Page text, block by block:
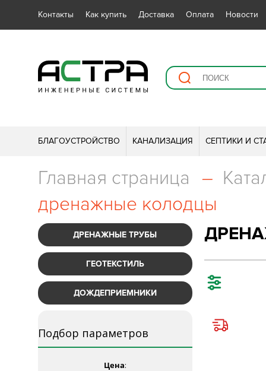
Контакты Как купить Доставка Оплата Новости
БЛАГОУСТРОЙСТВО КАНАЛИЗАЦИЯ СЕПТИКИ И
Главная страница –
дренажные колодцы
ДРЕНАЖНЫЕ ТРУБЫ
ГЕОТЕКСТИЛЬ
ДОЖДЕПРИЕМНИКИ
Подбор параметров
Цена: